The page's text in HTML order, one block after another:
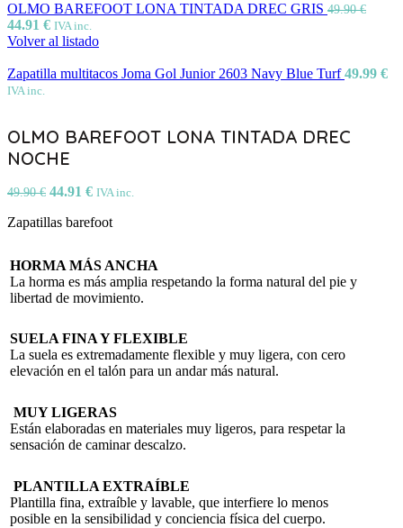
OLMO BAREFOOT LONA TINTADA DREC GRIS 49.90€
44.91 € IVA inc.
Volver al listado
Zapatilla multitacos Joma Gol Junior 2603 Navy Blue Turf49.99 €
IVA inc.
OLMO BAREFOOT LONA TINTADA DREC
NOCHE
49.90€ 44.91 € IVA inc.
Zapatillas barefoot
HORMA MÁS ANCHA
La horma es más amplia respetando la forma natural del pie y
libertad de movimiento.
SUELA FINA Y FLEXIBLE
La suela es extremadamente flexible y muy ligera, con cero
elevación en el talón para un andar más natural.
MUY LIGERAS
Están elaboradas en materiales muy ligeros, para respetar la
sensación de caminar descalzo.
PLANTILLA EXTRAÍBLE
Plantilla fina, extraíble y lavable, que interfiere lo menos
posible en la sensibilidad y conciencia física del cuerpo.